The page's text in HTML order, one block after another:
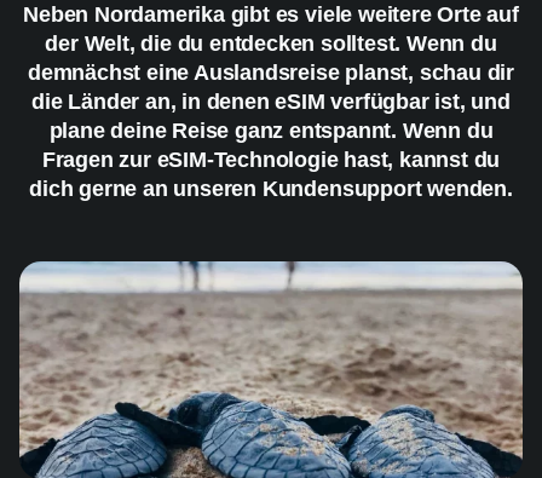
Neben Nordamerika gibt es viele weitere Orte auf
der Welt, die du entdecken solltest. Wenn du
demnächst eine Auslandsreise planst, schau dir
die Länder an, in denen eSIM verfügbar ist, und
plane deine Reise ganz entspannt. Wenn du
Fragen zur eSIM-Technologie hast, kannst du
dich gerne an unseren Kundensupport wenden.